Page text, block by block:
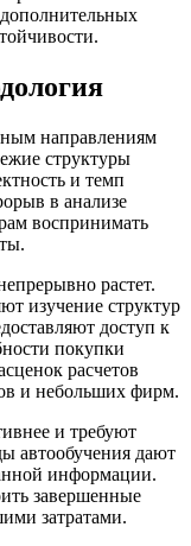
направлениям
структуры
и темп
в анализе
воспринимать
растет.
изучение структур
доступ к
покупки
расчетов
и небольших фирм.
и требуют
автообучения дают
информации.
завершенные
затратами.